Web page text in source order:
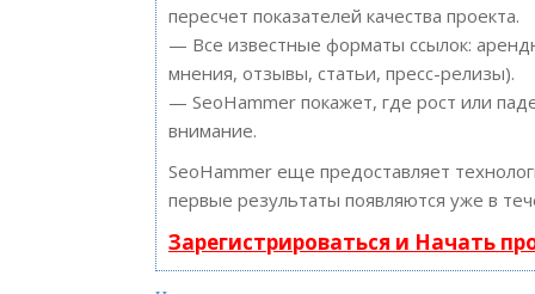
пересчет показателей качества проекта.
— Все известные форматы ссылок:
мнения, отзывы, статьи, пресс-релизы).
— SeoHammer покажет, где рост или
внимание.
SeoHammer еще предоставляет
первые результаты появляются уже в
Зарегистрироваться и Начать